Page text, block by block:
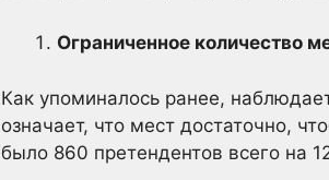
Ограниченное количество
Как упоминалось ранее,
означает, что мест достаточно,
было 860 претендентов всего на